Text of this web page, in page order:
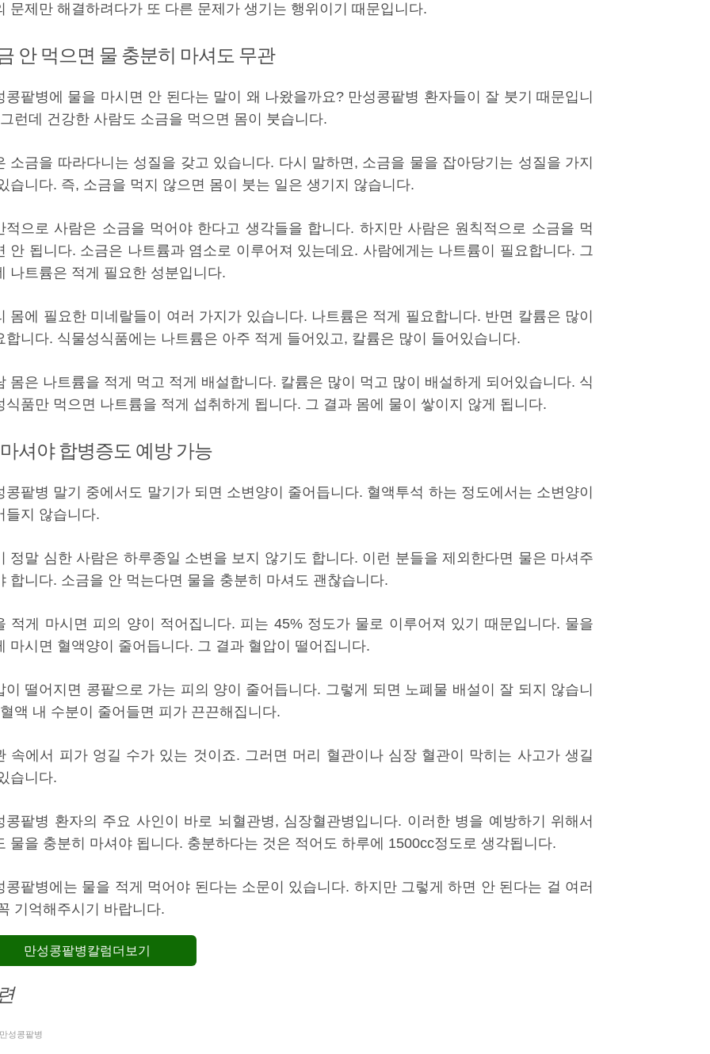
문제만 해결하려다가 또 다른 문제가 생기는 행위이기 때문입니다.
안 먹으면 물 충분히 마셔도 무관
콩팥병에 물을 마시면 안 된다는 말이 왜 나왔을까요? 만성콩팥병 환자들이 잘 붓기 때문입니
런데 건강한 사람도 소금을 먹으면 몸이 붓습니다.
소금을 따라다니는 성질을 갖고 있습니다. 다시 말하면, 소금을 물을 잡아당기는 성질을 가지
습니다. 즉, 소금을 먹지 않으면 몸이 붓는 일은 생기지 않습니다.
적으로 사람은 소금을 먹어야 한다고 생각들을 합니다. 하지만 사람은 원칙적으로 소금을 먹
안 됩니다. 소금은 나트륨과 염소로 이루어져 있는데요. 사람에게는 나트륨이 필요합니다. 그
나트륨은 적게 필요한 성분입니다.
몸에 필요한 미네랄들이 여러 가지가 있습니다. 나트륨은 적게 필요합니다. 반면 칼륨은 많이
합니다. 식물성식품에는 나트륨은 아주 적게 들어있고, 칼륨은 많이 들어있습니다.
몸은 나트륨을 적게 먹고 적게 배설합니다. 칼륨은 많이 먹고 많이 배설하게 되어있습니다. 식
식품만 먹으면 나트륨을 적게 섭취하게 됩니다. 그 결과 몸에 물이 쌓이지 않게 됩니다.
셔야 합병증도 예방 가능
콩팥병 말기 중에서도 말기가 되면 소변양이 줄어듭니다. 혈액투석 하는 정도에서는 소변양이
들지 않습니다.
정말 심한 사람은 하루종일 소변을 보지 않기도 합니다. 이런 분들을 제외한다면 물은 마셔주
합니다. 소금을 안 먹는다면 물을 충분히 마셔도 괜찮습니다.
적게 마시면 피의 양이 적어집니다. 피는 45% 정도가 물로 이루어져 있기 때문입니다. 물을
마시면 혈액양이 줄어듭니다. 그 결과 혈압이 떨어집니다.
이 떨어지면 콩팥으로 가는 피의 양이 줄어듭니다. 그렇게 되면 노폐물 배설이 잘 되지 않습니
액 내 수분이 줄어들면 피가 끈끈해집니다.
속에서 피가 엉길 수가 있는 것이죠. 그러면 머리 혈관이나 심장 혈관이 막히는 사고가 생길
습니다.
콩팥병 환자의 주요 사인이 바로 뇌혈관병, 심장혈관병입니다. 이러한 병을 예방하기 위해서
물을 충분히 마셔야 됩니다. 충분하다는 것은 적어도 하루에 1500cc정도로 생각됩니다.
콩팥병에는 물을 적게 먹어야 된다는 소문이 있습니다. 하지만 그렇게 하면 안 된다는 걸 여러
기억해주시기 바랍니다.
만성콩팥병칼럼더보기
만성콩팥병